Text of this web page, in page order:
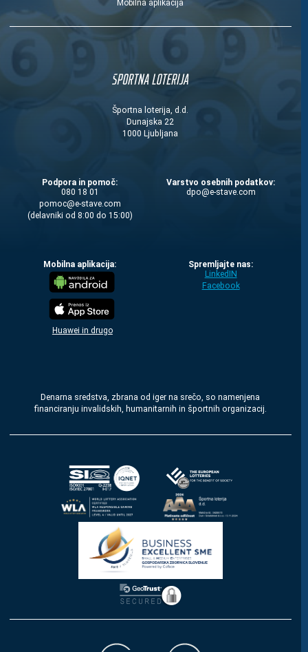
Mobilna aplikacija
Športna loterija, d.d.
Dunajska 22
1000 Ljubljana
Podpora in pomoč:
080 18 01
moc.evats-e@comop
(delavniki od 8:00 do 15:00)
Varstvo osebnih podatkov:
moc.evats-e@opd
Mobilna aplikacija:
Huawei in drugo
Spremljajte nas:
LinkedIN
Facebook
Denarna sredstva, zbrana od iger na srečo, so namenjena
financiranju invalidskih, humanitarnih in športnih organizacij.